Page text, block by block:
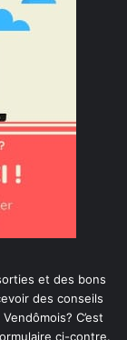
et des bons
des conseils
C’est
ci-contre.